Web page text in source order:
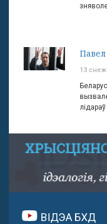
13
лідараў
ВІДЭА БХД